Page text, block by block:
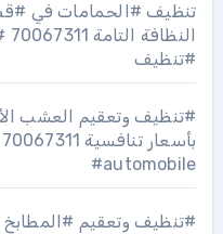
تنظيف #الحمامات في
#تنظيف
#تنظيف وتعقيم العشب
#automobile
#تنظيف وتعقيم